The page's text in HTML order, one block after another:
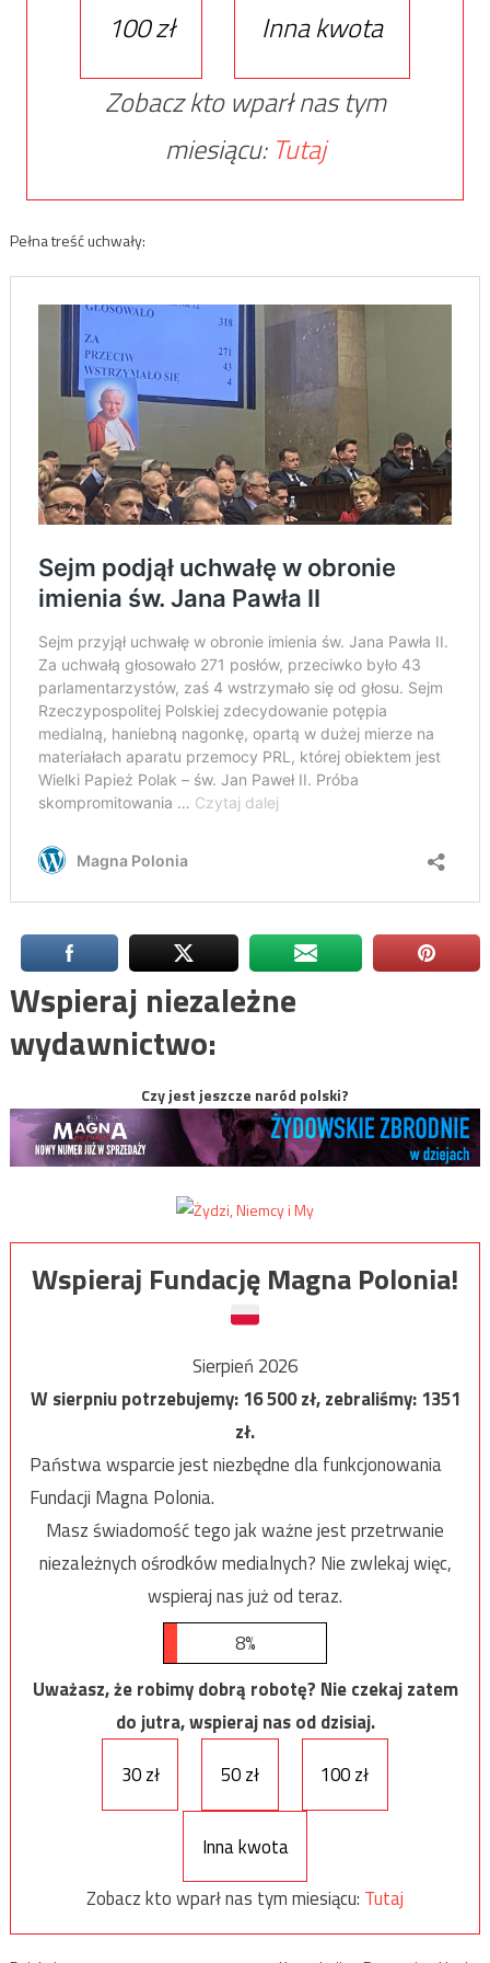
100 zł
Inna kwota
Zobacz kto wparł nas tym
miesiącu: Tutaj
Pełna treść uchwały:
Wspieraj niezależne
wydawnictwo:
Czy jest jeszcze naród polski?
Wspieraj Fundację Magna Polonia!
Sierpień 2026
W sierpniu potrzebujemy:16 500zł, zebraliśmy:1351
zł.
Państwa wsparcie jest niezbędne dla funkcjonowania
Fundacji Magna Polonia.
Masz świadomość tego jak ważne jest przetrwanie
niezależnych ośrodków medialnych? Nie zwlekaj więc,
wspieraj nas już od teraz.
8%
Uważasz, że robimy dobrą robotę? Nie czekaj zatem
do jutra, wspieraj nas od dzisiaj.
30 zł
50 zł 100 zł
Inna kwota
Zobacz kto wparł nas tym miesiącu: Tutaj